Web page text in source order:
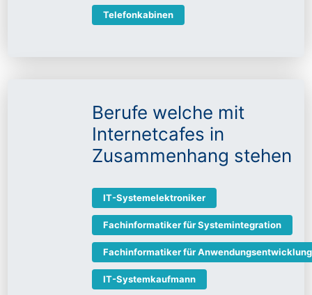
Telefonkabinen
Berufe welche mit
Internetcafes in
Zusammenhang stehen
IT-Systemelektroniker
Fachinformatiker für Systemintegration
Fachinformatiker für Anwendungsentwicklung
IT-Systemkaufmann